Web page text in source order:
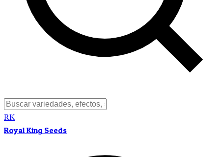
RK
Royal King Seeds